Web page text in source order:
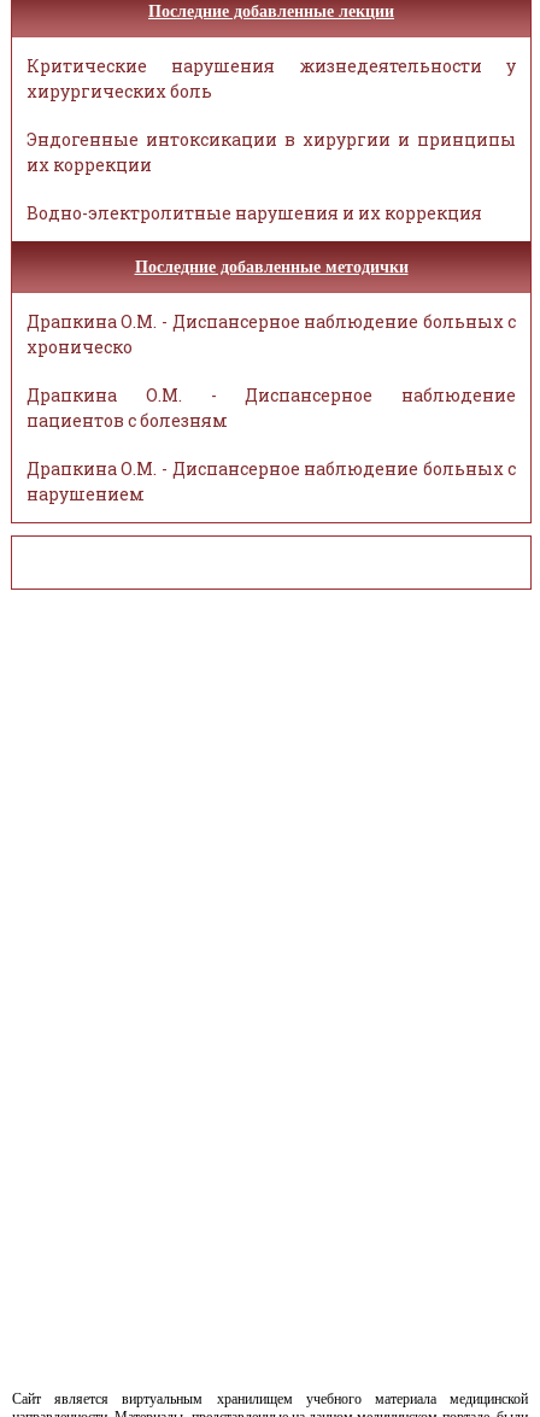
Последние добавленные лекции
Критические нарушения жизнедеятельности у
хирургических боль
Эндогенные интоксикации в хирургии и принципы
их коррекции
Водно-электролитные нарушения и их коррекция
Последние добавленные методички
Драпкина О.М. - Диспансерное наблюдение больных с
хроническо
Драпкина О.М. - Диспансерное наблюдение
пациентов с болезням
Драпкина О.М. - Диспансерное наблюдение больных с
нарушением
Сайт является виртуальным хранилищем учебного материала медицинской